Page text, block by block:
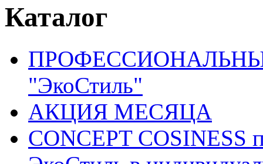
Каталог
"ЭкоСтиль"
АКЦИЯ МЕСЯЦА
CONCEPT COSINESS